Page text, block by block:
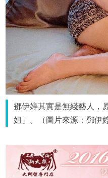
鄧伊婷其實是無綫藝人，
姐」。（圖片來源：鄧伊